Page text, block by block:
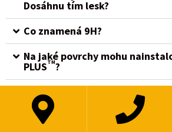
Dosáhnu tím lesk?
Co znamená 9H?
Na jaké povrchy mohu
PLUSTM?